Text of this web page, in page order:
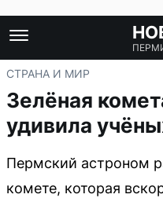
СТРАНА И МИР
Зелёная
удивила
Пермский астроном
комете, которая